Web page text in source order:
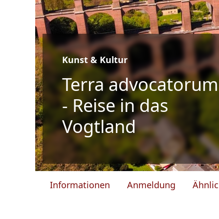
Kunst & Kultur
Terra advocatorum
- Reise in das
Vogtland
Informationen Anmeldung